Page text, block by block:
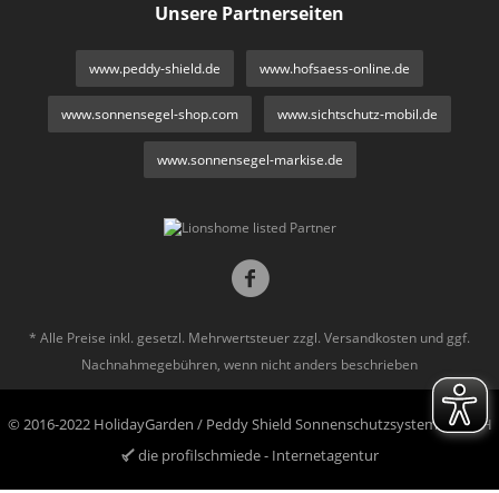
Unsere Partnerseiten
www.peddy-shield.de www.hofsaess-online.de
www.sonnensegel-shop.com www.sichtschutz-mobil.de
www.sonnensegel-markise.de
* Alle Preise inkl. gesetzl. Mehrwertsteuer zzgl. Versandkosten und ggf.
Nachnahmegebühren, wenn nicht anders beschrieben
© 2016-2022 HolidayGarden / Peddy Shield Sonnenschutzsysteme GmbH
die profilschmiede - Internetagentur